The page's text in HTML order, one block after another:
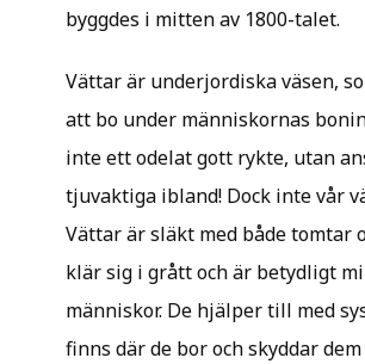
byggdes i mitten av 1800-talet.
Vättar är underjordiska väsen,
att bo under människornas
inte ett odelat gott rykte, utan
tjuvaktiga ibland! Dock inte vår
Vättar är släkt med både tomtar
klär sig i grått och är betydligt
människor. De hjälper till med
finns där de bor och skyddar